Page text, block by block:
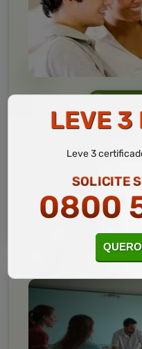
Informática Avançada
LEVE 3
Leve 3
SOLICITE
0800